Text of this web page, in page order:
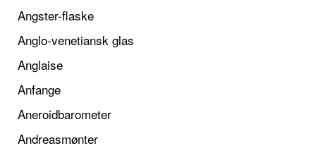
Angster-flaske
Anglo-venetiansk glas
Anglaise
Anfange
Aneroidbarometer
Andreasmønter